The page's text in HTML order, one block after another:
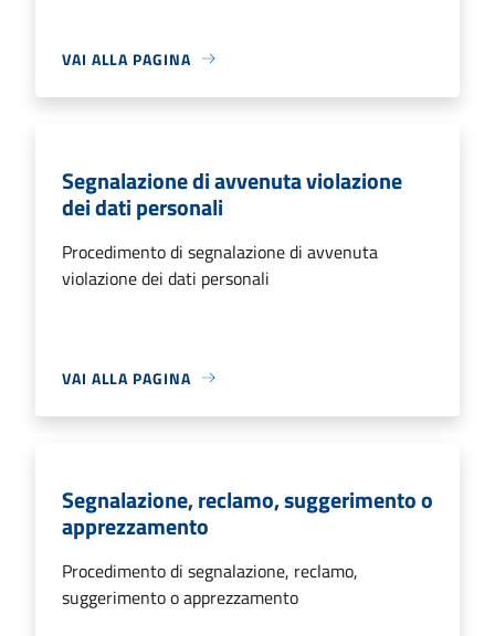
VAI ALLA PAGINA
Segnalazione di avvenuta violazione
dei dati personali
Procedimento di segnalazione di avvenuta
violazione dei dati personali
VAI ALLA PAGINA
Segnalazione, reclamo, suggerimento o
apprezzamento
Procedimento di segnalazione, reclamo,
suggerimento o apprezzamento